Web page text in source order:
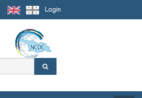
Login